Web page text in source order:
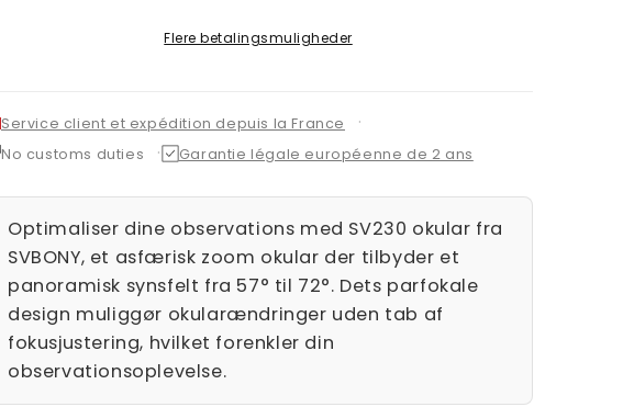
Flere betalingsmuligheder
Service client et expédition depuis la France
No customs duties
Garantie légale européenne de 2 ans
Optimaliser dine observations med SV230 okular fra
SVBONY, et asfærisk zoom okular der tilbyder et
panoramisk synsfelt fra 57° til 72°. Dets parfokale
design muliggør okularændringer uden tab af
fokusjustering, hvilket forenkler din
observationsoplevelse.